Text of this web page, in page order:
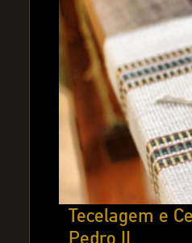
Tecelagem e
Pedro II